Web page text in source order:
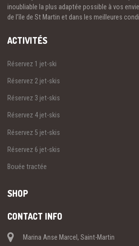
inoubliable la plus adaptée possible à vos
de l’île de St Martin et dans les meilleures
ACTIVITÉS
Réservez 1 jet-ski
Réservez 2 jet-skis
Réservez 3 jet-skis
Réservez 4 jet-skis
Réservez 5 jet-skis
Réservez 6 jet-skis
Bouée tractée
SHOP
CONTACT INFO
Marina Anse Marcel, Saint-Martin